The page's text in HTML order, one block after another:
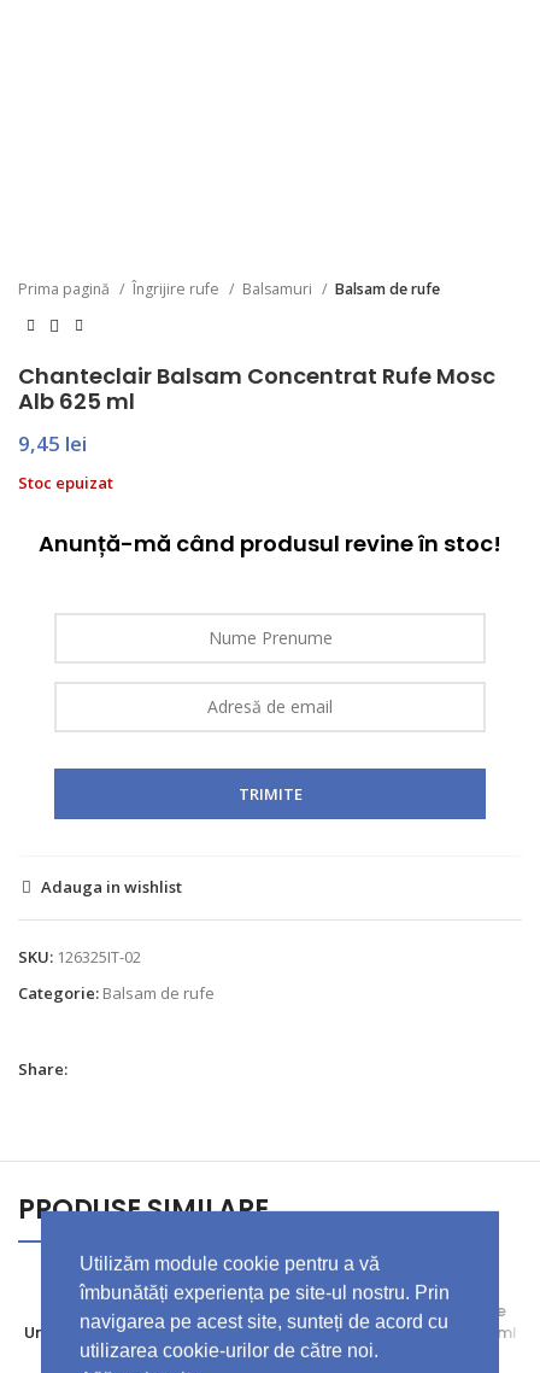
Utilizăm module cookie pentru a vă
îmbunătăți experiența pe site-ul nostru. Prin
navigarea pe acest site, sunteți de acord cu
utilizarea cookie-urilor de către noi.
Prima pagină Îngrijire rufe Balsamuri Balsam de rufe
Chanteclair Balsam Concentrat Rufe Mosc
Alb 625 ml
9,45 lei
Stoc epuizat
Anunță-mă când produsul revine în stoc!
Adauga in wishlist
SKU: 126325IT-02
Categorie: Balsam de rufe
Share:
PRODUSE SIMILARE
Lenor Perle Parfumate
Unstoppables Spring by Dash
210g
Produse Noi,Ingrijire Casa,
Tesori d’Oriente Balsam de
Rufe Parfumat Persian 760 ml
– 38 de Spalari
Îngrijire rufe